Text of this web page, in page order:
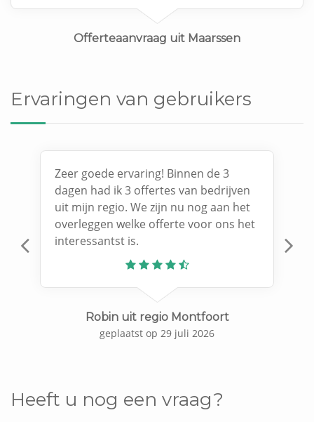
Offerteaanvraag uit Maarssen
Ervaringen van gebruikers
Zeer goede ervaring! Binnen de 3
dagen had ik 3 offertes van bedrijven
uit mijn regio. We zijn nu nog aan het
overleggen welke offerte voor ons het
interessantst is.
Robin uit regio Montfoort
geplaatst op 29 juli 2026
Previous
Heeft u nog een vraag?